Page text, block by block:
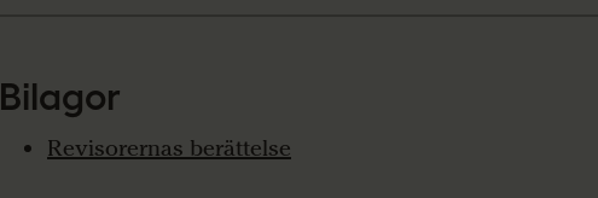
Bilagor
Revisorernas berättelse